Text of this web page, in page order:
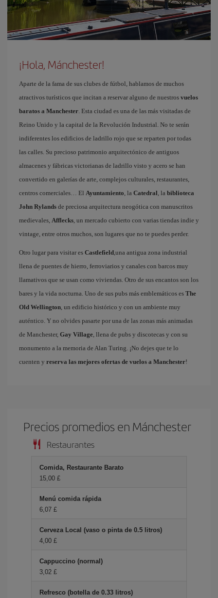
¡Hola, Mánchester!
Aparte de la fama de sus clubes de fútbol, hablamos de muchos
atractivos turísticos que incitan a reservar alguno de nuestros vuelos
baratos a Manchester. Esta ciudad es una de las más visitadas de
Reino Unido y la capital de la Revolución Industrial. No te serán
indiferentes los edificios de ladrillo rojo que se reparten por todas
las calles. Su precioso patrimonio arquitectónico de antiguos
almacenes y fábricas victorianas de ladrillo visto y acero se han
convertido en galerías de arte, complejos culturales, restaurantes,
centros comerciales… El Ayuntamiento, la Catedral, la biblioteca
John Rylands de preciosa arquitectura neogótica con manuscritos
medievales, Afflecks, un mercado cubierto con varias tiendas indie y
vintage, entre otros muchos, son lugares que no te puedes perder.
Otro lugar para visitar es Castlefield,una antigua zona industrial
llena de puentes de hierro, ferroviarios y canales con barcos muy
llamativos que se usan como viviendas. Otro de sus encantos son los
bares y la vida nocturna. Uno de sus pubs más emblemáticos es The
Old Wellington, un edificio histórico y con un ambiente muy
auténtico. Y no olvides pasarte por una de las zonas más animadas
de Manchester, Gay Village, llena de pubs y discotecas y con su
monumento a la memoria de Alan Turing. ¡No dejes que te lo
cuenten y reserva las mejores ofertas de vuelos a Manchester!
Precios promedios en Mánchester
Restaurantes
Comida, Restaurante Barato
15,00 £
Menú comida rápida
6,07 £
Cerveza Local (vaso o pinta de 0.5 litros)
4,00 £
Cappuccino (normal)
3,02 £
Refresco (botella de 0.33 litros)